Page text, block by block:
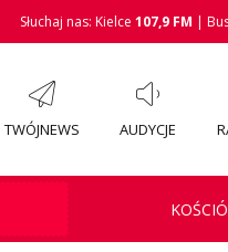
Słuchaj nas: Kielce 107,9 FM |
TWÓJNEWS AUDYCJE